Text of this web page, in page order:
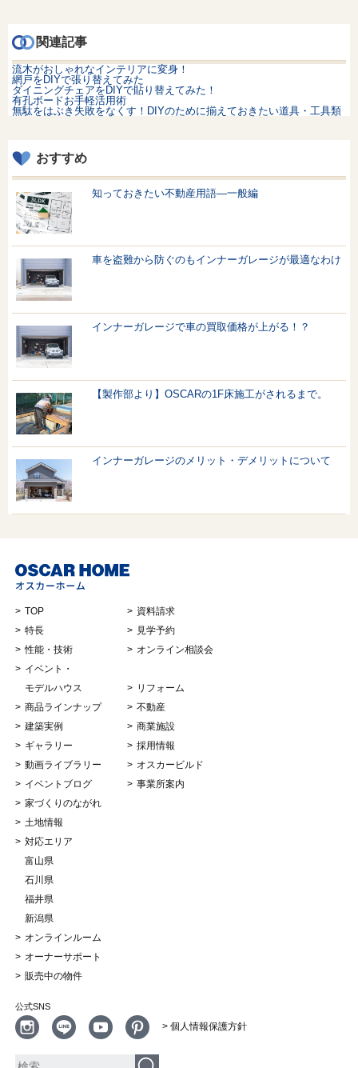
関連記事
流木がおしゃれなインテリアに変身！
網戸をDIYで張り替えてみた
ダイニングチェアをDIYで貼り替えてみた！
有孔ボードお手軽活用術
無駄をはぶき失敗をなくす！DIYのために揃えておきたい道具・工具類
おすすめ
知っておきたい不動産用語—一般編
車を盗難から防ぐのもインナーガレージが最適なわけ
インナーガレージで車の買取価格が上がる！？
【製作部より】OSCARの1F床施工がされるまで。
インナーガレージのメリット・デメリットについて
TOP
特長
性能・技術
イベント・
モデルハウス
商品ラインナップ
建築実例
ギャラリー
動画ライブラリー
イベントブログ
家づくりのながれ
土地情報
対応エリア
富山県
石川県
福井県
新潟県
オンラインルーム
オーナーサポート
販売中の物件
資料請求
見学予約
オンライン相談会
リフォーム
不動産
商業施設
採用情報
オスカービルド
事業所案内
公式SNS
> 個人情報保護方針